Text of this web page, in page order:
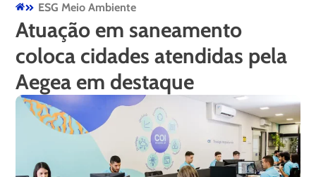
ESG Meio Ambiente
Atuação em saneamento
coloca cidades atendidas pela
Aegea em destaque